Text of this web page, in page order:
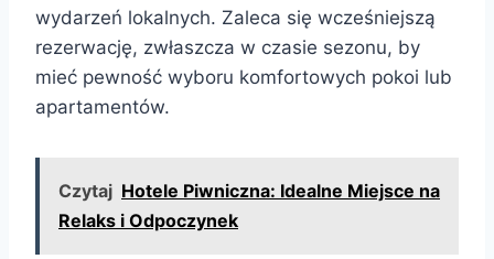
wydarzeń lokalnych. Zaleca się wcześniejszą
rezerwację, zwłaszcza w czasie sezonu, by
mieć pewność wyboru komfortowych pokoi lub
apartamentów.
Czytaj Hotele Piwniczna: Idealne Miejsce na
Relaks i Odpoczynek